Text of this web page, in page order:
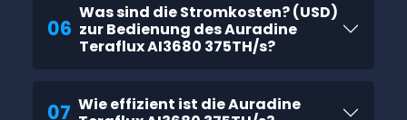
06
Was sind die Stromkosten? (USD)
zur Bedienung des Auradine
Teraflux AI3680 375TH/s?
07 Wie effizient ist die Auradine